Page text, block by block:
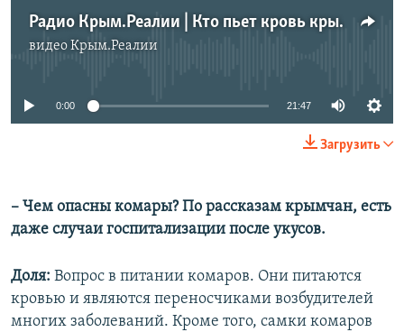
Радио Крым.Реалии | Кто пьет кровь крымчан? Причины небывалой активности комаров на полуострове
видеоКрым.Реалии
0:00 21:47
Загрузить
– Чем опасны комары? По рассказам крымчан, есть
даже случаи госпитализации после укусов.
Доля: Вопрос в питании комаров. Они питаются
кровью и являются переносчиками возбудителей
многих заболеваний. Кроме того, самки комаров